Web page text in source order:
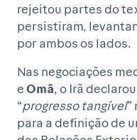
rejeitou partes do
persistiram,
por ambos os lados.
Nas negociações
eOmã, o Irã
“progresso tangível”
para a definição de